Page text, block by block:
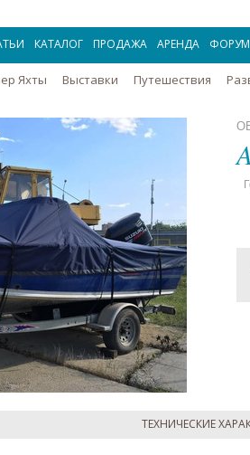
КАТАЛОГ ПРОДАЖА АРЕНДА ФОРУМ
Яхты Выставки Путешествия
ТЕХНИЧЕСКИЕ